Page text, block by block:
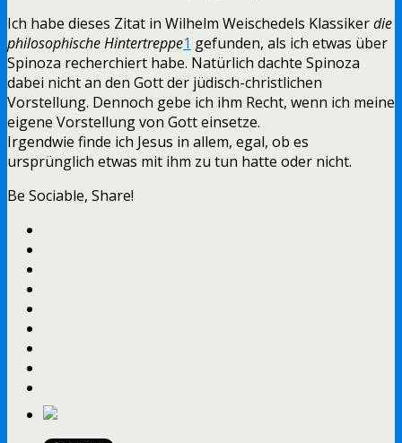
Ich habe dieses Zitat in Wilhelm Weischedels Klassikerdie
philosophische Hintertreppe1 gefunden, als ich etwas über
Spinoza recherchiert habe. Natürlich dachte Spinoza
dabei nicht an den Gott der jüdisch-christlichen
Vorstellung. Dennoch gebe ich ihm Recht, wenn ich meine
eigene Vorstellung von Gott einsetze.
Irgendwie finde ich Jesus in allem, egal, ob es
ursprünglich etwas mit ihm zu tun hatte oder nicht.
Be Sociable, Share!